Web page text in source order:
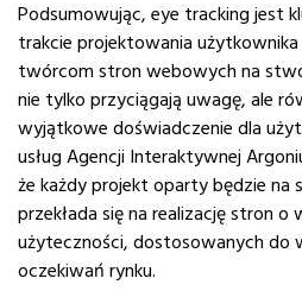
Podsumowując, eye tracking jest
trakcie projektowania
twórcom stron webowych na
nie tylko przyciągają uwagę, ale
wyjątkowe doświadczenie dla
usług Agencji Interaktywnej
że każdy projekt oparty będzie na
przekłada się na realizację stron o
użyteczności, dostosowanych do
oczekiwań rynku.